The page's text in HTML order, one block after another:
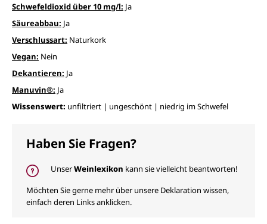
Schwefeldioxid über 10 mg/l: Ja
Säureabbau: Ja
Verschlussart: Naturkork
Vegan: Nein
Dekantieren: Ja
Manuvin®: Ja
Wissenswert: unfiltriert | ungeschönt | niedrig im Schwefel
Haben Sie Fragen?
UnserWeinlexikon kann sie vielleicht beantworten!
Möchten Sie gerne mehr über unsere Deklaration wissen,
einfach deren Links anklicken.